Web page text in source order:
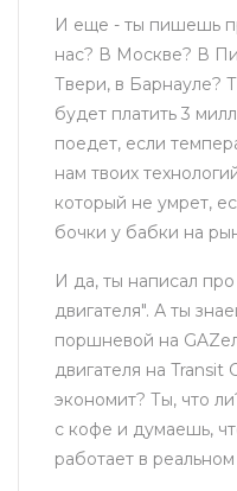
И еще - ты пишешь
нас? В Москве? В
Твери, в Барнауле?
будет платить 3
поедет, если
нам твоих
который не умрет,
бочки у бабки на
И да, ты написал
двигателя". А ты
поршневой на
двигателя на Transit
экономит? Ты, что
с кофе и думаешь,
работает в